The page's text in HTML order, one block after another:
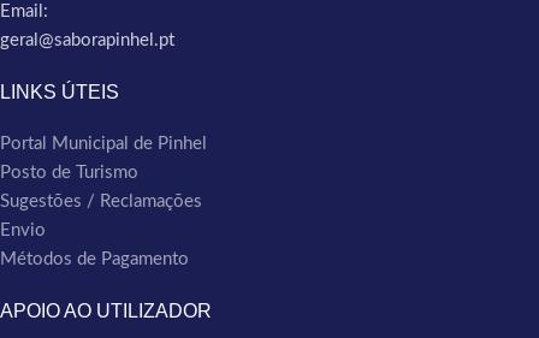
Email:
geral@saborapinhel.pt
LINKS ÚTEIS
Portal Municipal de Pinhel
Posto de Turismo
Sugestões / Reclamações
Envio
Métodos de Pagamento
APOIO AO UTILIZADOR